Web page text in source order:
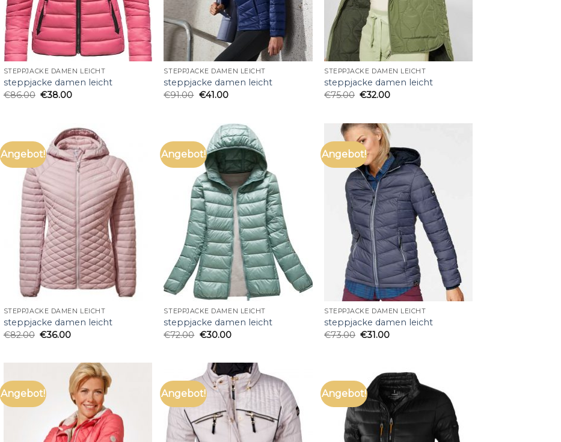
STEPPJACKE DAMEN LEICHT
steppjacke damen leicht
€86.00 €38.00
STEPPJACKE DAMEN LEICHT
steppjacke damen leicht
€91.00 €41.00
STEPPJACKE DAMEN LEICHT
steppjacke damen leicht
€75.00 €32.00
Angebot!
STEPPJACKE DAMEN LEICHT
steppjacke damen leicht
€82.00 €36.00
Angebot!
STEPPJACKE DAMEN LEICHT
steppjacke damen leicht
€72.00 €30.00
Angebot!
STEPPJACKE DAMEN LEICHT
steppjacke damen leicht
€73.00 €31.00
Angebot! Angebot! Angebot!